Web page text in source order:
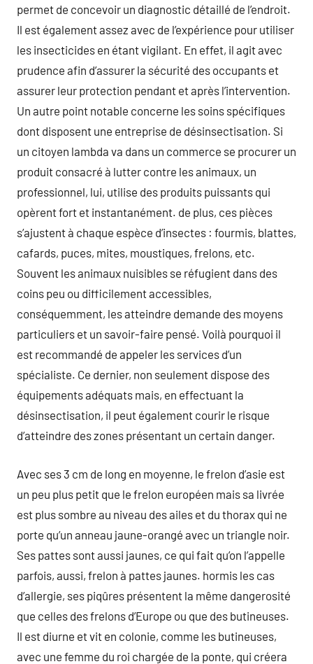
permet de concevoir un diagnostic détaillé de l’endroit.
Il est également assez avec de l’expérience pour utiliser
les insecticides en étant vigilant. En effet, il agit avec
prudence afin d’assurer la sécurité des occupants et
assurer leur protection pendant et après l’intervention.
Un autre point notable concerne les soins spécifiques
dont disposent une entreprise de désinsectisation. Si
un citoyen lambda va dans un commerce se procurer un
produit consacré à lutter contre les animaux, un
professionnel, lui, utilise des produits puissants qui
opèrent fort et instantanément. de plus, ces pièces
s’ajustent à chaque espèce d’insectes : fourmis, blattes,
cafards, puces, mites, moustiques, frelons, etc.
Souvent les animaux nuisibles se réfugient dans des
coins peu ou difficilement accessibles,
conséquemment, les atteindre demande des moyens
particuliers et un savoir-faire pensé. Voilà pourquoi il
est recommandé de appeler les services d’un
spécialiste. Ce dernier, non seulement dispose des
équipements adéquats mais, en effectuant la
désinsectisation, il peut également courir le risque
d’atteindre des zones présentant un certain danger.
Avec ses 3 cm de long en moyenne, le frelon d’asie est
un peu plus petit que le frelon européen mais sa livrée
est plus sombre au niveau des ailes et du thorax qui ne
porte qu’un anneau jaune-orangé avec un triangle noir.
Ses pattes sont aussi jaunes, ce qui fait qu’on l’appelle
parfois, aussi, frelon à pattes jaunes. hormis les cas
d’allergie, ses piqûres présentent la même dangerosité
que celles des frelons d’Europe ou que des butineuses.
Il est diurne et vit en colonie, comme les butineuses,
avec une femme du roi chargée de la ponte, qui créera